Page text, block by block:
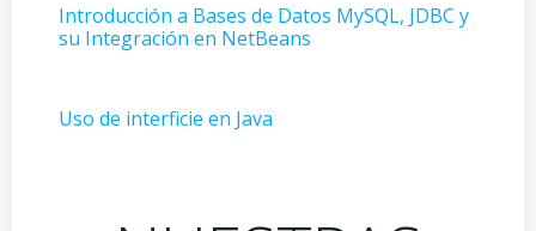
Introducción a Bases de Datos MySQL, JDBC y
su Integración en NetBeans
Uso de interficie en Java